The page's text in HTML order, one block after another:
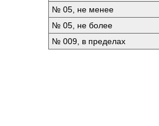
№ 05, не менее
№ 05, не более
№ 009, в пределах